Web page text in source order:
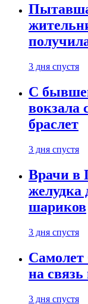
3 дня спустя
С
вокзала
браслет
3 дня спустя
Врачи в
желудка
шариков
3 дня спустя
Самолет
на
3 дня спустя